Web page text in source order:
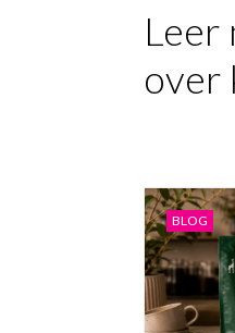
Leer
over
BLOG